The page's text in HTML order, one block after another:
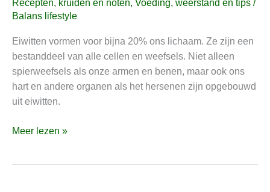
Recepten, kruiden en noten, Voeding, weerstand en tips /
Balans lifestyle
Eiwitten vormen voor bijna 20% ons lichaam. Ze zijn een
bestanddeel van alle cellen en weefsels. Niet alleen
spierweefsels als onze armen en benen, maar ook ons
hart en andere organen als het hersenen zijn opgebouwd
uit eiwitten.
bewegingsproblemen,
spierafbraak
en
triggerpointpijn
Meer lezen »